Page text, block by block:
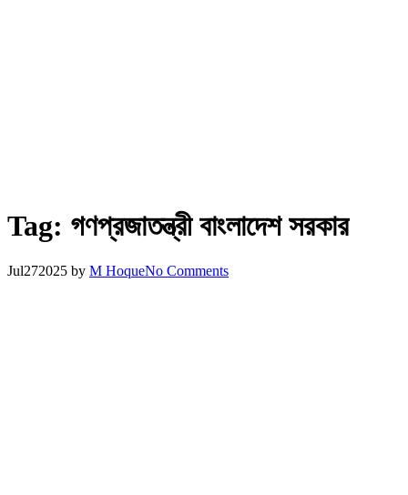
Tag: গণপ্রজাতন্ত্রী বাংলাদেশ সরকার
Jul272025 by M HoqueNo Comments